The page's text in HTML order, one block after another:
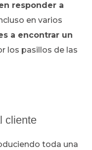
responder a
en varios
a encontrar un
los pasillos de las
cliente
toda una